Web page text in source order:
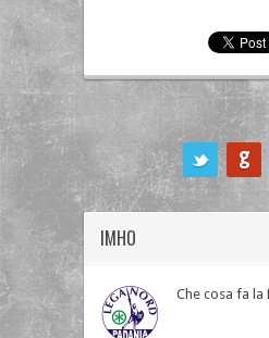
IMHO
Che cosa fa la